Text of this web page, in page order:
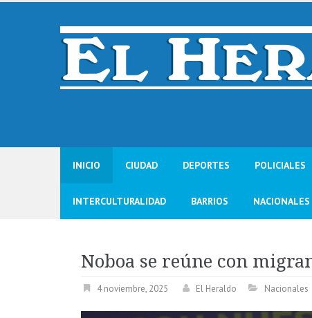
Skip
INICIO CIUDAD DEPORTES POLICIALES
INTERCULTURALIDAD BARRIOS NACIONALES
Noboa se reúne con
4 noviembre, 2025 El Heraldo Nacionales